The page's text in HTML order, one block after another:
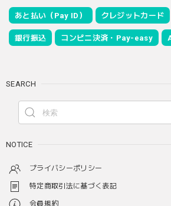
あと払い（Pay ID） クレジットカード
銀行振込 コンビニ決済・Pay-easy
SEARCH
NOTICE
プライバシーポリシー
特定商取引法に基づく表記
会員規約